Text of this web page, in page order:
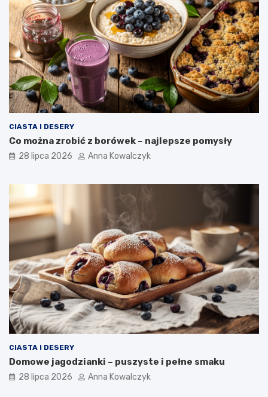
CIASTA I DESERY
Co można zrobić z borówek – najlepsze pomysły
28 lipca 2026 Anna Kowalczyk
CIASTA I DESERY
Domowe jagodzianki – puszyste i pełne smaku
28 lipca 2026 Anna Kowalczyk